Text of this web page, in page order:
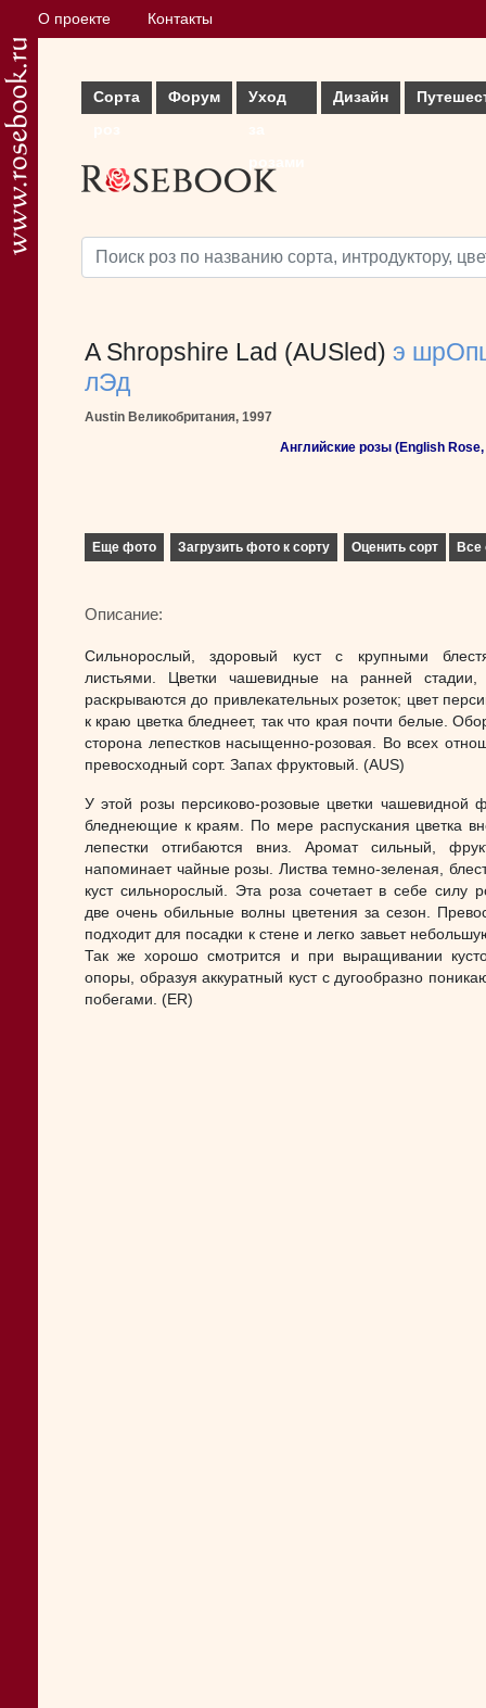
О проекте Контакты
Сорта
Форум
Уход
Дизайн
A Shropshire Lad (AUSled) э
лЭд
Austin Великобритания, 1997
Английские розы (English
Еще фото Загрузить фото к сорту Оценить сорт Все
Описание:
Cильнорослый, здоровый куст с крупными
листьями. Цветки чашевидные на ранней стадии,
раскрываются до привлекательных розеток; цвет
к краю цветка бледнеет, так что края почти белые.
сторона лепестков насыщенно-розовая. Во всех
превосходный сорт. Запах фруктовый. (AUS)
У этой розы персиково-розовые цветки чашевидной
бледнеющие к краям. По мере распускания цветка
лепестки отгибаются вниз. Аромат сильный,
напоминает чайные розы. Листва темно-зеленая,
куст сильнорослый. Эта роза сочетает в себе силу
две очень обильные волны цветения за сезон.
подходит для посадки к стене и легко завьет
Так же хорошо смотрится и при выращивании
опоры, образуя аккуратный куст с дугообразно
побегами. (ER)